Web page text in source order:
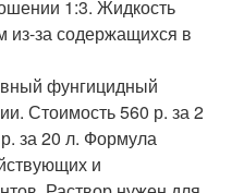
1:3. Жидкость
из-за содержащихся в
фунгицидный
Стоимость 560 р. за 2
за 20 л. Формула
и